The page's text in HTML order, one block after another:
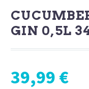
GIN 0,5L
39,99 €